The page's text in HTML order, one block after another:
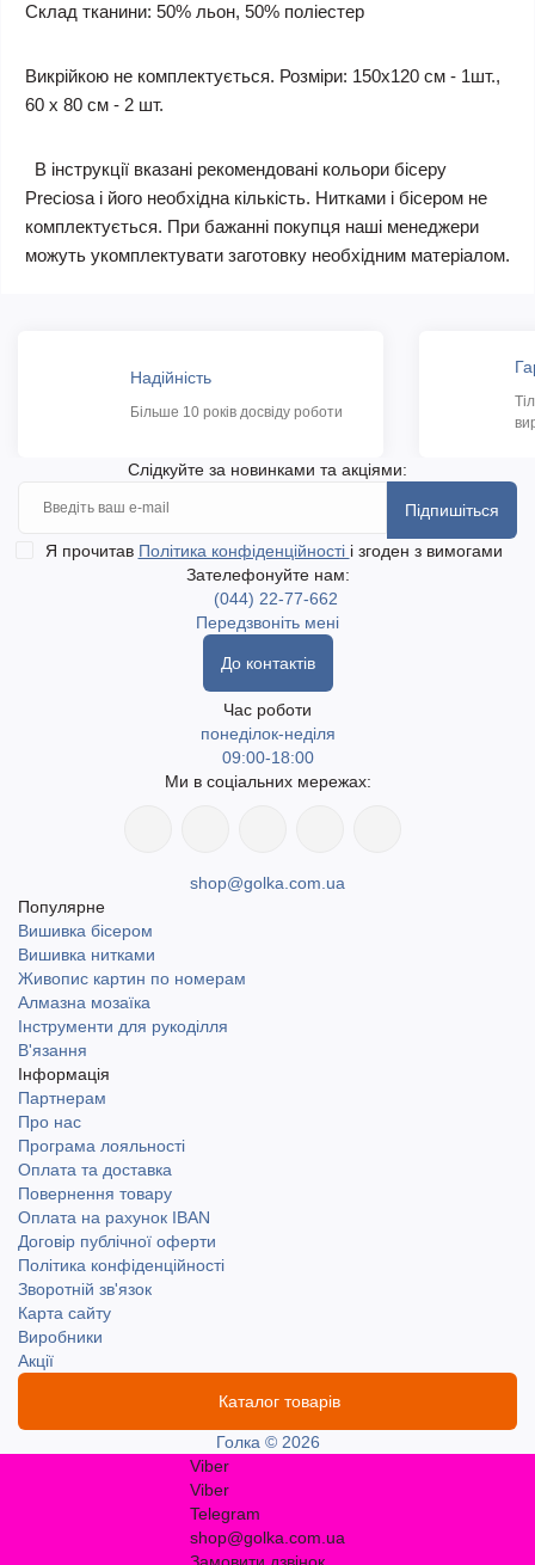
Склад тканини: 50% льон, 50% поліестер
Викрійкою не комплектується. Розміри: 150х120 см - 1шт.,
60 х 80 см - 2 шт.
В інструкції вказані рекомендовані кольори бісеру
Preciosa і його необхідна кількість. Нитками і бісером не
комплектується. При бажанні покупця наші менеджери
можуть укомплектувати заготовку необхідним матеріалом.
Надійність
Більше 10 років досвіду роботи
Слідкуйте за новинками та акціями:
Підпишіться
Я прочитав Політика конфіденційності і згоден з вимогами
Зателефонуйте нам:
(044) 22-77-662
Передзвоніть мені
До контактів
Час роботи
понеділок-неділя
09:00-18:00
Ми в соціальних мережах:
shop@golka.com.ua
Популярне
Вишивка бісером
Вишивка нитками
Живопис картин по номерам
Алмазна мозаїка
Інструменти для рукоділля
В'язання
Інформація
Партнерам
Про нас
Програма лояльності
Оплата та доставка
Повернення товару
Оплата на рахунок IBAN
Договір публічної оферти
Політика конфіденційності
Зворотній зв'язок
Карта сайту
Виробники
Акції
Каталог товарів
Голка © 2026
Viber
Viber
Telegram
shop@golka.com.ua